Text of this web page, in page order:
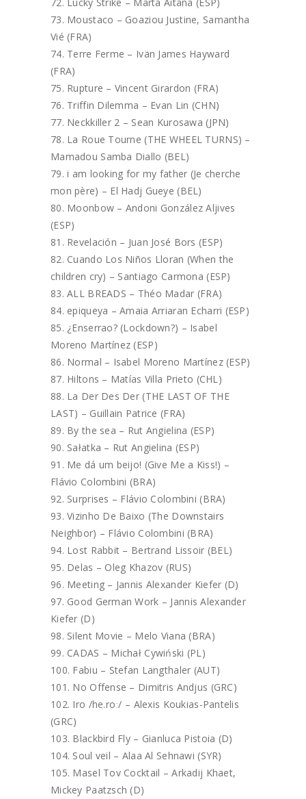
Moustaco – Goaziou Justine, Samantha
Vié (FRA)
Terre Ferme – Ivän James Hayward
(FRA)
Rupture – Vincent Girardon (FRA)
Triffin Dilemma – Evan Lin (CHN)
Neckkiller 2 – Sean Kurosawa (JPN)
La Roue Tourne (THE WHEEL TURNS) –
Mamadou Samba Diallo (BEL)
i am looking for my father (Je cherche
mon père) – El Hadj Gueye (BEL)
Moonbow – Andoni González Aljives
(ESP)
Revelación – Juan José Bors (ESP)
Cuando Los Niños Lloran (When the
children cry) – Santiago Carmona (ESP)
ALL BREADS – Théo Madar (FRA)
epiqueya – Amaia Arriaran Echarri (ESP)
¿Enserrao? (Lockdown?) – Isabel
Moreno Martínez (ESP)
Normal – Isabel Moreno Martínez (ESP)
Hiltons – Matías Villa Prieto (CHL)
La Der Des Der (THE LAST OF THE
LAST) – Guillain Patrice (FRA)
By the sea – Rut Angielina (ESP)
Sałatka – Rut Angielina (ESP)
Me dá um beijo! (Give Me a Kiss!) –
Flávio Colombini (BRA)
Surprises – Flávio Colombini (BRA)
Vizinho De Baixo (The Downstairs
Neighbor) – Flávio Colombini (BRA)
Lost Rabbit – Bertrand Lissoir (BEL)
Delas – Oleg Khazov (RUS)
Meeting – Jannis Alexander Kiefer (D)
Good German Work – Jannis Alexander
Kiefer (D)
Silent Movie – Melo Viana (BRA)
CADAS – Michał Cywiński (PL)
Fabiu – Stefan Langthaler (AUT)
No Offense – Dimitris Andjus (GRC)
Iro /he.roː/ – Alexis Koukias-Pantelis
(GRC)
Blackbird Fly – Gianluca Pistoia (D)
Soul veil – Alaa Al Sehnawi (SYR)
Masel Tov Cocktail – Arkadij Khaet,
Mickey Paatzsch (D)